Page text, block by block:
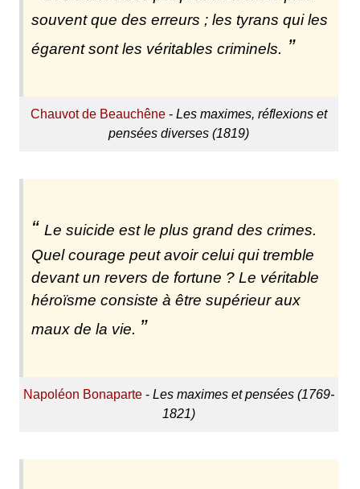
souvent que des erreurs ; les tyrans qui les
égarent sont les véritables criminels.
Chauvot de Beauchêne- Les maximes, réflexions et
pensées diverses (1819)
Le suicide est le plus grand des crimes.
Quel courage peut avoir celui qui tremble
devant un revers de fortune ? Le véritable
héroïsme consiste à être supérieur aux
maux de la vie.
Napoléon Bonaparte- Les maximes et pensées (1769-
1821)